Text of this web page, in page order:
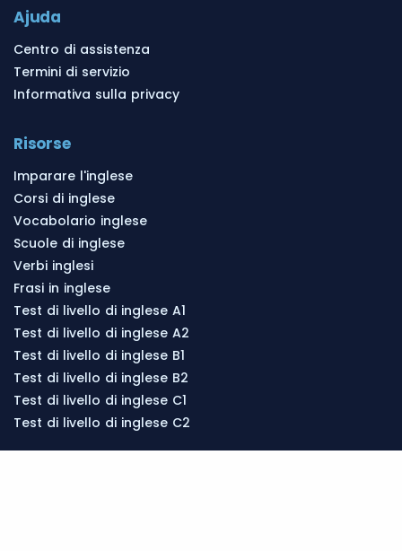
Ajuda
Centro di assistenza
Termini di servizio
Informativa sulla privacy
Risorse
Imparare l'inglese
Corsi di inglese
Vocabolario inglese
Scuole di inglese
Verbi inglesi
Frasi in inglese
Test di livello di inglese A1
Test di livello di inglese A2
Test di livello di inglese B1
Test di livello di inglese B2
Test di livello di inglese C1
Test di livello di inglese C2